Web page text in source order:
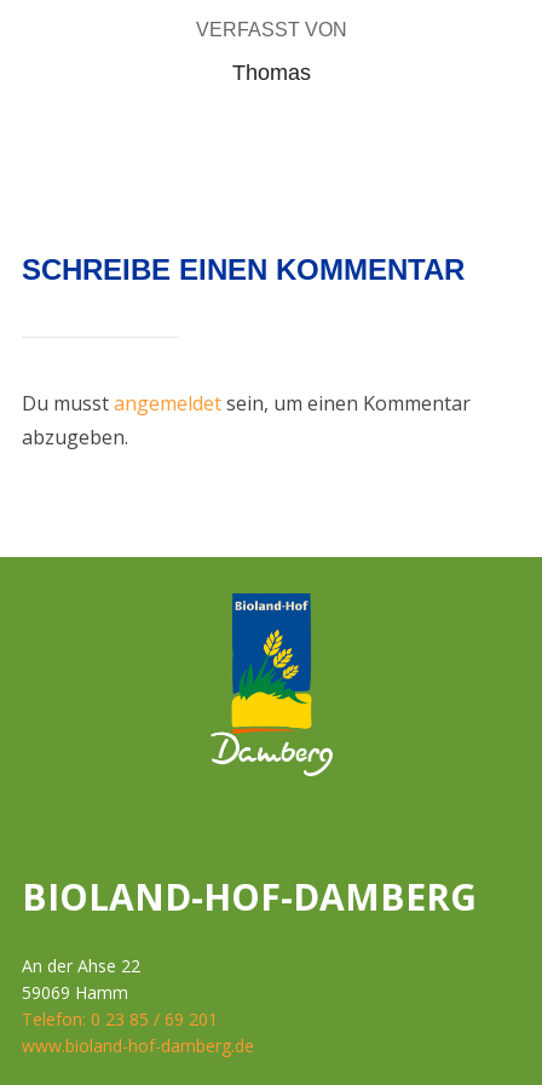
VERFASST VON
Thomas
SCHREIBE EINEN KOMMENTAR
Du musstangemeldetsein, um einen Kommentar
abzugeben.
BIOLAND-HOF-DAMBERG
An der Ahse 22
59069 Hamm
Telefon: 0 23 85 / 69 201
www.bioland-hof-damberg.de